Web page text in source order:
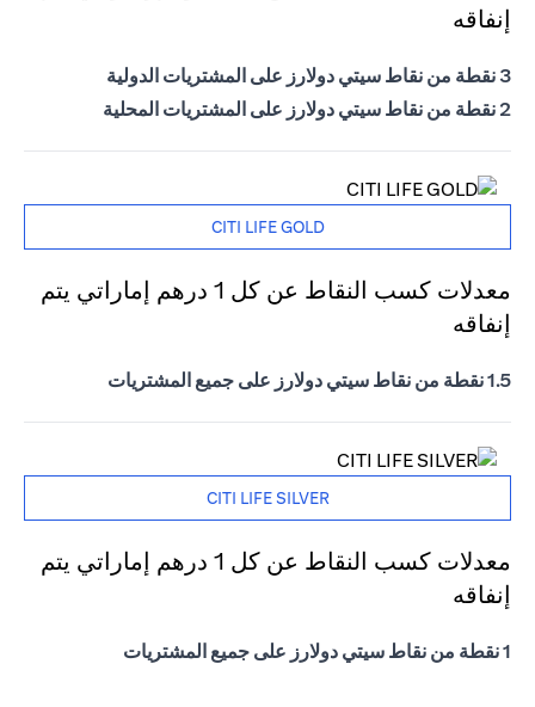
إنفاقه
3 نقطة من نقاط سيتي دولارز على المشتريات الدولية
2 نقطة من نقاط سيتي دولارز على المشتريات المحلية
CITI LIFE GOLD
معدلات كسب النقاط عن كل 1 درهم إماراتي يتم
إنفاقه
1.5 نقطة من نقاط سيتي دولارز على جميع المشتريات
CITI LIFE SILVER
معدلات كسب النقاط عن كل 1 درهم إماراتي يتم
إنفاقه
1 نقطة من نقاط سيتي دولارز على جميع المشتريات